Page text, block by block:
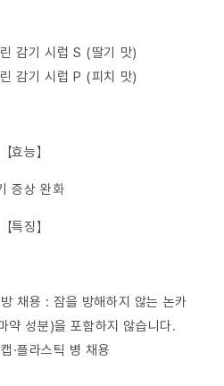
감기 시럽 S (딸기 맛)
감기 시럽 P (피치 맛)
【효능】
증상 완화
【특징】
채용 : 잠을 방해하지 않는 논카
약 성분)을 포함하지 않습니다.
·플라스틱 병 채용